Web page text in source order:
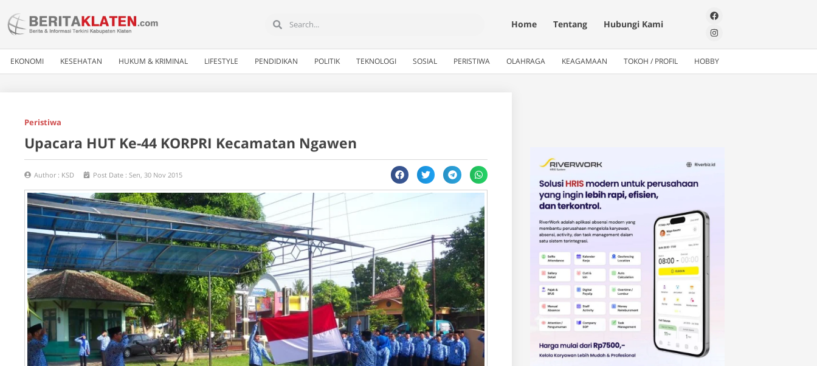
Home Tentang Hubungi Kami
EKONOMI KESEHATAN HUKUM & KRIMINAL LIFESTYLE PENDIDIKAN POLITIK TEKNOLOGI SOSIAL PERISTIWA OLAHRAGA KEAGAMAAN TOKOH / PROFIL HOBBY
Peristiwa
Upacara HUT Ke-44 KORPRI Kecamatan Ngawen
Author : KSD Post Date : Sen, 30 Nov 2015